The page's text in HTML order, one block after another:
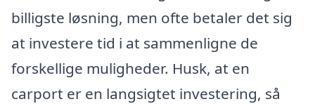
billigste løsning, men ofte betaler det sig
at investere tid i at sammenligne de
forskellige muligheder. Husk, at en
carport er en langsigtet investering, så